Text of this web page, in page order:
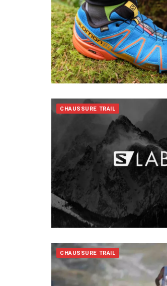
CHAUSSURE TRAIL
CHAUSSURE TRAIL